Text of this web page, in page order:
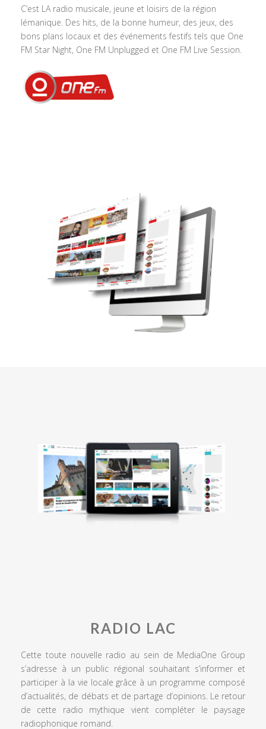
C’est LA radio musicale, jeune et loisirs de la région
lémanique. Des hits, de la bonne humeur, des jeux, des
bons plans locaux et des événements festifs tels que One
FM Star Night, One FM Unplugged et One FM Live Session.
RADIO LAC
Cette toute nouvelle radio au sein de MediaOne Group
s’adresse à un public régional souhaitant s’informer et
participer à la vie locale grâce à un programme composé
d’actualités, de débats et de partage d’opinions. Le retour
de cette radio mythique vient compléter le paysage
radiophonique romand.